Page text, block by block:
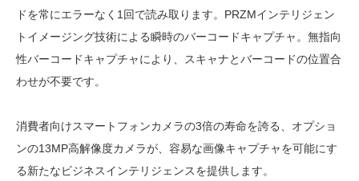
ドを常にエラーなく1回で読み取ります。PRZMインテリジェン
トイメージング技術による瞬時のバーコードキャプチャ。無指向
性バーコードキャプチャにより、スキャナとバーコードの位置合
わせが不要です。
消費者向けスマートフォンカメラの3倍の寿命を誇る、オプショ
ンの13MP高解像度カメラが、容易な画像キャプチャを可能にす
る新たなビジネスインテリジェンスを提供します。